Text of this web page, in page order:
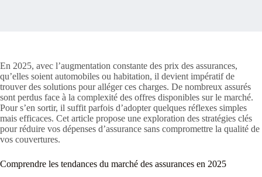
En 2025, avec l’augmentation constante des prix des assurances,
qu’elles soient automobiles ou habitation, il devient impératif de
trouver des solutions pour alléger ces charges. De nombreux assurés
sont perdus face à la complexité des offres disponibles sur le marché.
Pour s’en sortir, il suffit parfois d’adopter quelques réflexes simples
mais efficaces. Cet article propose une exploration des stratégies clés
pour réduire vos dépenses d’assurance sans compromettre la qualité de
vos couvertures.
Comprendre les tendances du marché des assurances en 2025